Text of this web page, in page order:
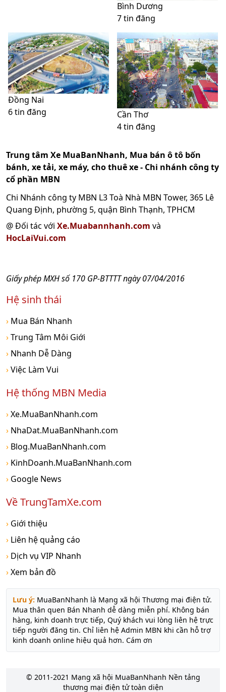
Bình Dương
7 tin đăng
Đồng Nai
6 tin đăng
Cần Thơ
4 tin đăng
Trung tâm Xe MuaBanNhanh, Mua bán ô tô bốn
bánh, xe tải, xe máy, cho thuê xe - Chi nhánh công ty
cổ phần MBN
Chi Nhánh công ty MBN L3 Toà Nhà MBN Tower, 365 Lê
Quang Định, phường 5, quận Bình Thạnh, TPHCM
@ Đối tác với Xe.Muabannhanh.com và
HocLaiVui.com
Giấy phép MXH số 170 GP-BTTTT ngày 07/04/2016
Hệ sinh thái
› Mua Bán Nhanh
›Trung Tâm Môi Giới
› Nhanh Dễ Dàng
›Việc Làm Vui
Hệ thống MBN Media
›Xe.MuaBanNhanh.com
› NhaDat.MuaBanNhanh.com
› Blog.MuaBanNhanh.com
› KinhDoanh.MuaBanNhanh.com
› Google News
Về TrungTamXe.com
› Giới thiệu
› Liên hệ quảng cáo
› Dịch vụ VIP Nhanh
›Xem bản đồ
Lưu ý: MuaBanNhanh là Mạng xã hội Thương mại điện tử.
Mua thân quen Bán Nhanh dễ dàng miễn phí. Không bán
hàng, kinh doanh trực tiếp, Quý khách vui lòng liên hệ trực
tiếp người đăng tin. Chỉ liên hệ Admin MBN khi cần hỗ trợ
kinh doanh online hiệu quả hơn. Cám ơn
© 2011-2021 Mạng xã hội MuaBanNhanh Nền tảng
thương mại điện tử toàn diện